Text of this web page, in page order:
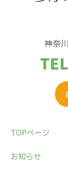
神奈
TOPページ
お知らせ